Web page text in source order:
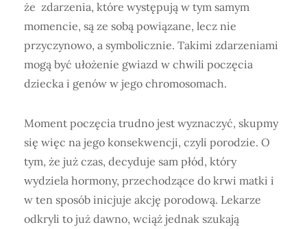
że zdarzenia, które występują w tym samym
momencie, są ze sobą powiązane, lecz nie
przyczynowo, a symbolicznie. Takimi zdarzeniami
mogą być ułożenie gwiazd w chwili poczęcia
dziecka i genów w jego chromosomach.
Moment poczęcia trudno jest wyznaczyć, skupmy
się więc na jego konsekwencji, czyli porodzie. O
tym, że już czas, decyduje sam płód, który
wydziela hormony, przechodzące do krwi matki i
w ten sposób inicjuje akcję porodową. Lekarze
odkryli to już dawno, wciąż jednak szukają